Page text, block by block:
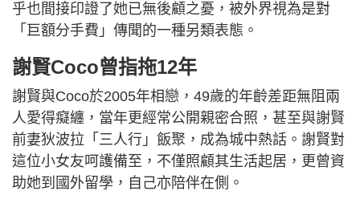
乎也間接印證了她已無後顧之憂，被外界視為是對
「巨額分手費」傳聞的一種另類表態。
謝賢Coco曾指拖12年
謝賢與Coco於2005年相戀，49歲的年齡差距無阻兩
人愛得癡纏，當年更經常公開親密合照，甚至與謝賢
前妻狄波拉「三人行」飯聚，成為城中熱話。謝賢對
這位小女友呵護備至，不僅照顧其生活起居，更曾資
助她到國外留學，自己亦陪伴在側。